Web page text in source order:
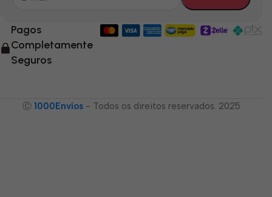
Pagos
Completamente
Seguros
Ⓒ 1000Envíos - Todos os direitos reservados. 2025